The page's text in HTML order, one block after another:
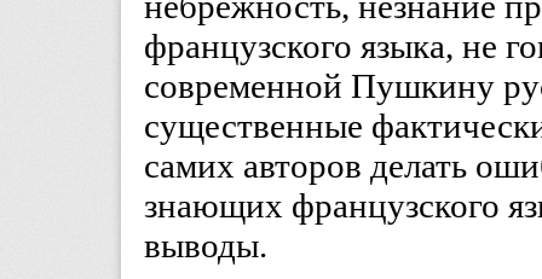
французского языка, не
современной Пушкину
существенные
самих авторов делать
знающих французского
выводы.